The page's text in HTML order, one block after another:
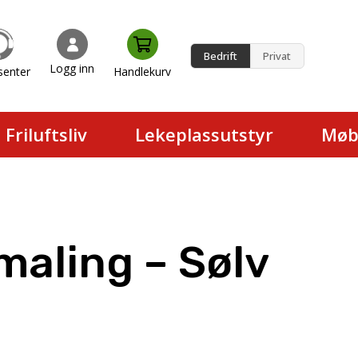
Logg inn Handlekurv
Bedrift Privat
Friluftsliv Lekeplassutstyr
– Sølv